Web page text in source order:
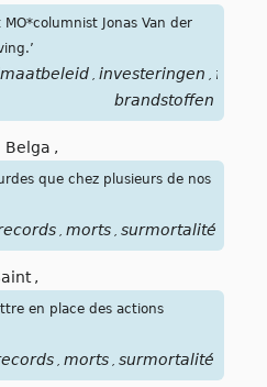
Jonas Van der
investeringen
fossiele
brandstoffen
Belga ,
que chez plusieurs de nos
morts surmortalité
,
en place des actions
morts surmortalité